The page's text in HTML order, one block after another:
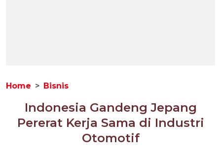
Home Bisnis
Indonesia Gandeng Jepang
Pererat Kerja Sama di Industri
Otomotif